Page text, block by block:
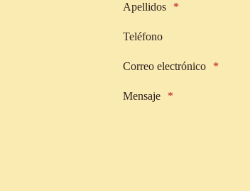
Apellidos
Teléfono
Correo electrónico
Mensaje